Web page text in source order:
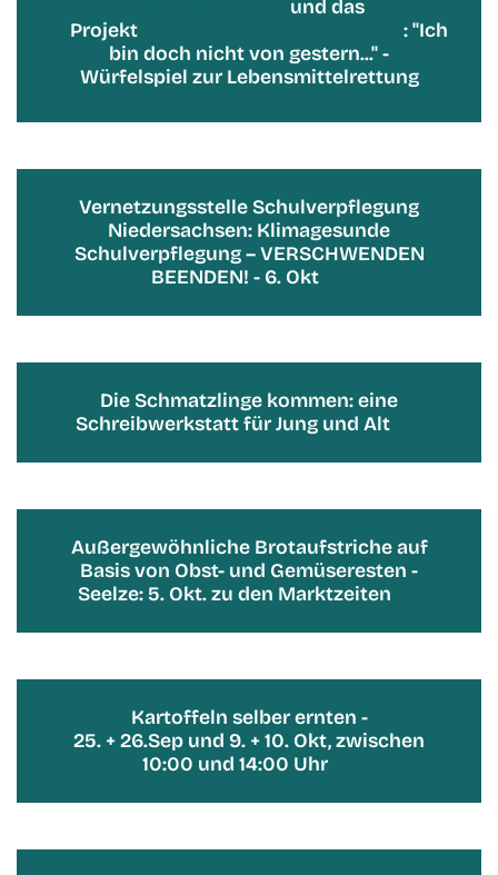
und das
Projekt
: "Ich
bin doch nicht von gestern..." -
Würfelspiel zur Lebensmittelrettung
Vernetzungsstelle Schulverpflegung
Niedersachsen: Klimagesunde
Schulverpflegung – VERSCHWENDEN
BEENDEN! - 6. Okt
Die Schmatzlinge kommen: eine
Schreibwerkstatt für Jung und Alt
Außergewöhnliche Brotaufstriche auf
Basis von Obst- und Gemüseresten -
Seelze: 5. Okt. zu den Marktzeiten
Kartoffeln selber ernten -
25. + 26.Sep und 9. + 10. Okt, zwischen
10:00 und 14:00 Uhr